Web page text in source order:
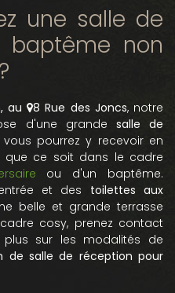
une salle de
baptême non
au 8 Rue des Joncs, notre
d'une grande salle de
pourrez y recevoir en
que ce soit dans le cadre
ou d'un baptême.
et des toilettes aux
belle et grande terrasse
cosy, prenez contact
sur les modalités de
de salle de réception pour